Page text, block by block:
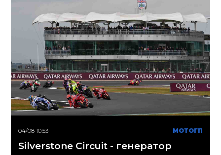
04/08 10:53 МОТОГП
Silverstone Circuit - генератор